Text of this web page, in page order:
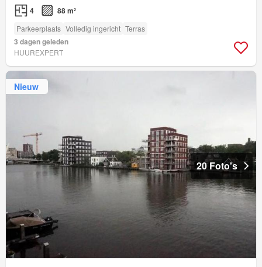
4 88 m²
Parkeerplaats Volledig ingericht Terras
3 dagen geleden
HUUREXPERT
Nieuw
20 Foto's